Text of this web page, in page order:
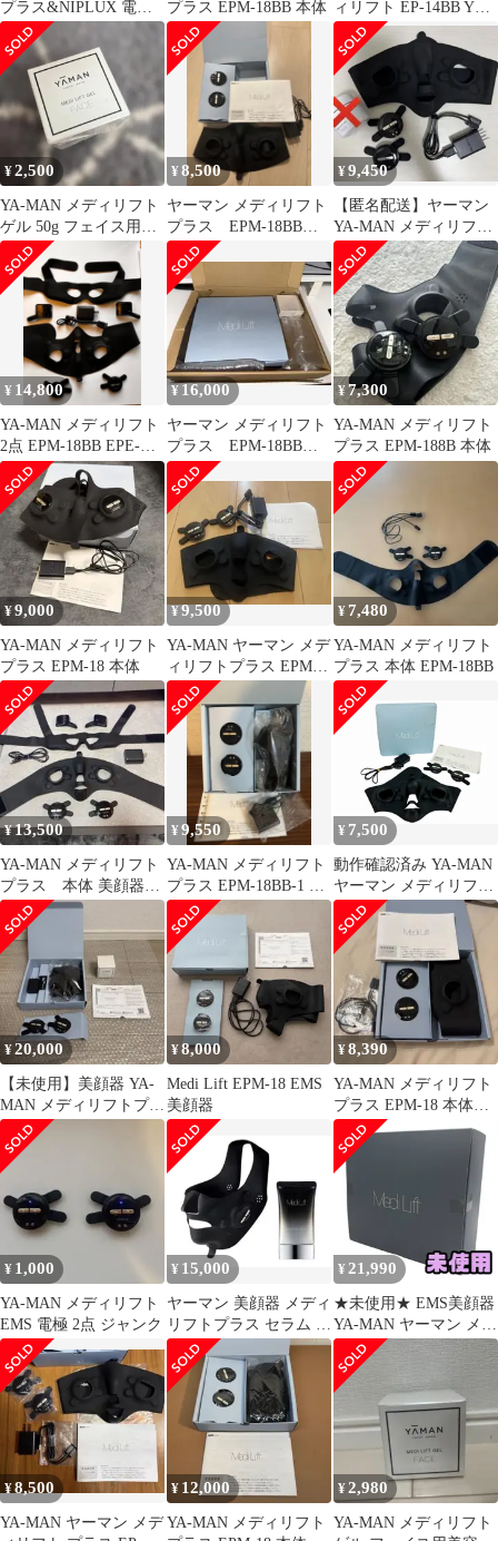
プラス&NIPLUX 電気
ブラシセット 動作確認
済み
プラス EPM-18BB 本体 ィリフト EP-14BB YA-
MAN
¥2,500
YA-MAN メディリフト
ゲル 50g フェイス用美
容液
¥8,500
ヤーマン メディリフト
プラス EPM-18BB
箱 説明書あり
¥9,450
【匿名配送】ヤーマン
YA-MAN メディリフト
プラス EPM18BB
¥ 14,800
YA-MAN メディリフト
2点 EPM-18BB EPE-
10BB
¥ 16,000
ヤーマン メディリフト
プラス EPM-18BB
箱 説明書あり
¥7,300
YA-MAN メディリフト
プラス EPM-188B 本体
¥9,000
YA-MAN メディリフト
プラス EPM-18 本体
¥9,500
YA-MAN ヤーマン メデ
ィリフトプラス EPM-
18 EMS美顔器 充電器
付
¥7,480
YA-MAN メディリフト
プラス 本体 EPM-18BB
¥13,500
YA-MAN メディリフト
プラス 本体 美顔器
セット
¥9,550
YA-MAN メディリフト
プラス EPM-18BB-1 本
体
¥ 7,500
動作確認済み YA-MAN
ヤーマン メディリフト
プラス EPM-18BB Medi
Lift PLUS ウェアラブ
ル EMS美顔器
HS260513
¥20,000
【未使用】美顔器 YA-
MAN メディリフトプラ
ス EPM-18BB
¥8,000
Medi Lift EPM-18 EMS
美顔器
¥8,390
YA-MAN メディリフト
プラス EPM-18 本体
美顔器
¥ 1,000
YA-MAN メディリフト
EMS 電極 2点 ジャンク
¥ 15,000
ヤーマン 美顔器 メディ
リフトプラス セラム セ
ット EPM-18BB
¥ 21,990
★未使用★ EMS美顔器
YA-MAN ヤーマン メデ
ィリフト プラスセラム
セット EPM-18BB-2
AYN219030相
¥8,500
YA-MAN ヤーマン メデ
¥ 12,000
YA-MAN メディリフト
¥2,980
YA-MAN メディリフト